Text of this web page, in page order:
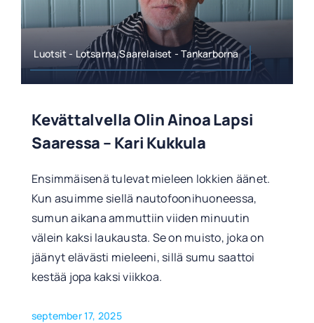
Luotsit - Lotsarna,Saarelaiset - Tankarborna
Kevättalvella Olin Ainoa Lapsi
Saaressa – Kari Kukkula
Ensimmäisenä tulevat mieleen lokkien äänet.
Kun asuimme siellä nautofoonihuoneessa,
sumun aikana ammuttiin viiden minuutin
välein kaksi laukausta. Se on muisto, joka on
jäänyt elävästi mieleeni, sillä sumu saattoi
kestää jopa kaksi viikkoa.
september 17, 2025